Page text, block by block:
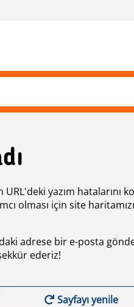
yazım hatalarını
olması için site haritamızı
adrese bir e-posta
ederiz!
Sayfayı yenile